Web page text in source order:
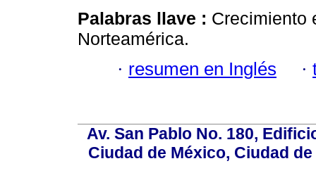
Palabras llave : Crecimiento
Norteamérica.
· resumen en Inglés ·
Av. San Pablo No. 180,
Ciudad de México, Ciudad